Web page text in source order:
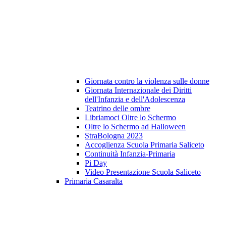
Giornata contro la violenza sulle donne
Giornata Internazionale dei Diritti
dell'Infanzia e dell'Adolescenza
Teatrino delle ombre
Libriamoci Oltre lo Schermo
Oltre lo Schermo ad Halloween
StraBologna 2023
Accoglienza Scuola Primaria Saliceto
Continuità Infanzia-Primaria
Pi Day
Video Presentazione Scuola Saliceto
Primaria Casaralta